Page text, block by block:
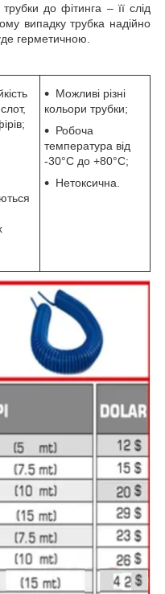
до фітинга – її слід
випадку трубка надійно
герметичною.
Можливі різні
кольори трубки;
Робоча
температура від
-30°C до +80°C;
Нетоксична.